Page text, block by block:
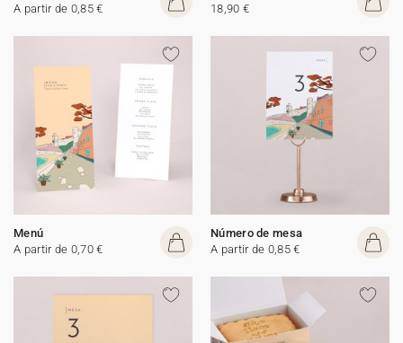
A partir de 0,85 € 18,90 €
Menú
A partir de 0,70 €
Número de mesa
A partir de 0,85 €